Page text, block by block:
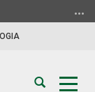
Abrir